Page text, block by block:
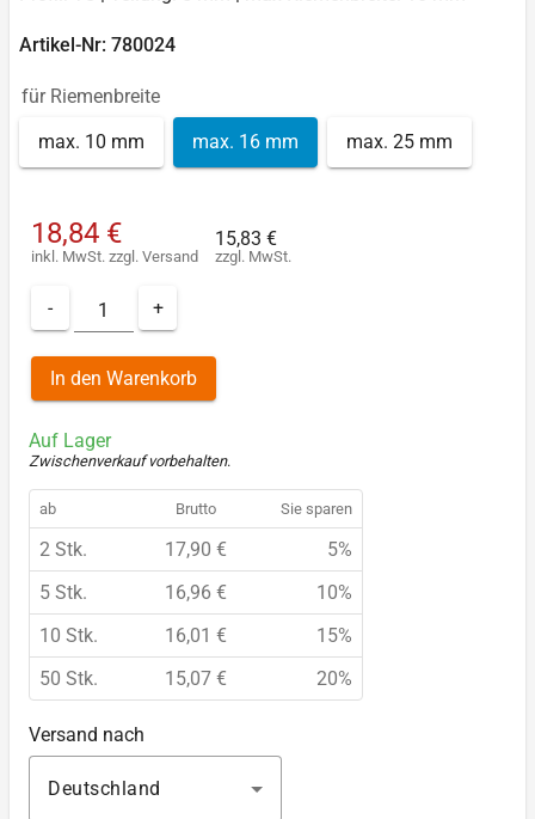
Artikel-Nr: 780024
für Riemenbreite
max. 10 mm max. 16 mm max. 25 mm
18,84 €
inkl. MwSt. zzgl. Versand
15,83 €
zzgl. MwSt.
- +
In den Warenkorb
Auf Lager
Zwischenverkauf vorbehalten.
ab Brutto Sie sparen
2 Stk. 17,90 €
5%
5 Stk.
16,96 €
10%
10 Stk.
16,01 €
15%
50 Stk.
15,07 € 20%
Versand nach
Deutschland